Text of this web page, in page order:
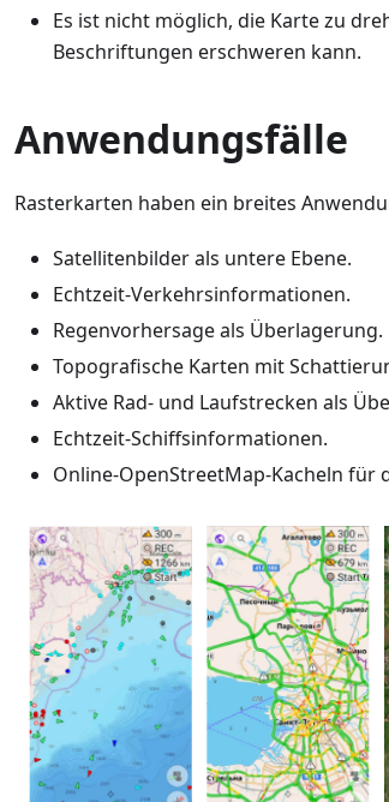
Es ist nicht möglich, die Karte zu
Beschriftungen erschweren kann.
Anwendungsfälle
Rasterkarten haben ein breites
Satellitenbilder als untere Ebene.
Echtzeit-Verkehrsinformationen.
Regenvorhersage als Überlagerung.
Topografische Karten mit
Aktive Rad- und Laufstrecken als
Echtzeit-Schiffsinformationen.
Online-OpenStreetMap-Kacheln für